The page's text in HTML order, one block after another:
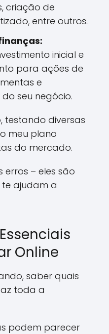
criação de
entre outros.
inicial e
para ações de
e
seu negócio.
testando diversas
meu plano
do mercado.
– eles são
ajudam a
Online
saber quais
toda a
podem parecer